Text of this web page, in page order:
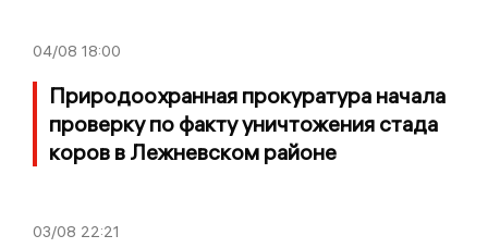
04/08 18:00
Природоохранная прокуратура начала
проверку по факту уничтожения стада
коров в Лежневском районе
03/08 22:21